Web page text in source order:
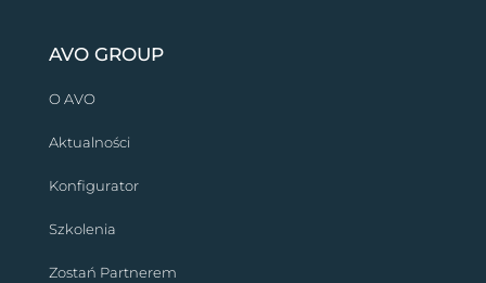
AVO GROUP
O AVO
Aktualności
Konfigurator
Szkolenia
Zostań Partnerem